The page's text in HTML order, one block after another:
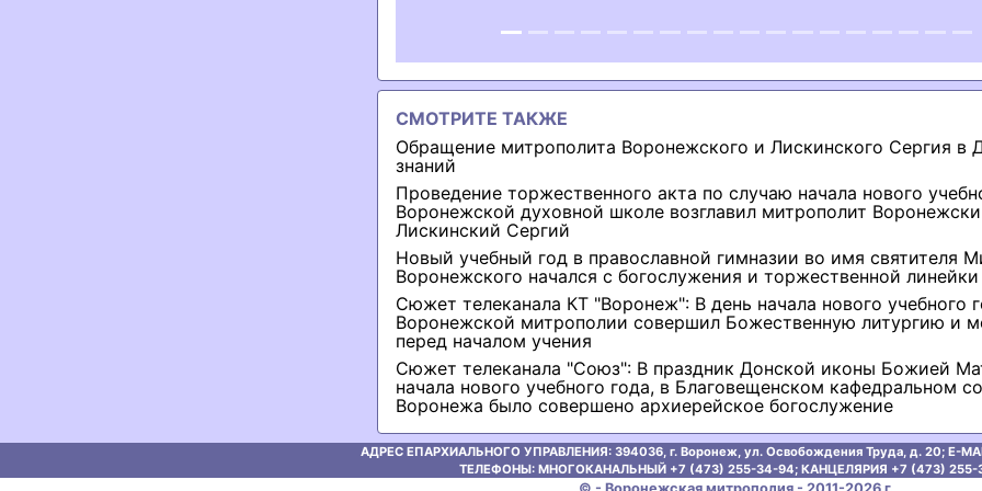
СМОТРИТЕ ТАКЖЕ
Обращение митрополита Воронежского и Лискинского Сергия в
знаний
Проведение торжественного акта по случаю начала нового
Воронежской духовной школе возглавил митрополит
Лискинский Сергий
Новый учебный год в православной гимназии во имя святителя
Воронежского начался с богослужения и торжественной линейки
Сюжет телеканала КТ "Воронеж": В день начала нового учебного
Воронежской митрополии совершил Божественную литургию и
перед началом учения
Сюжет телеканала "Союз": В праздник Донской иконы Божией
начала нового учебного года, в Благовещенском кафедральном
Воронежа было совершено архиерейское богослужение
АДРЕС ЕПАРХИАЛЬНОГО УПРАВЛЕНИЯ: 394036, г. Воронеж, ул. Освобождения Труда, д. 20; E-
ТЕЛЕФОНЫ: МНОГОКАНАЛЬНЫЙ +7 (473) 255-34-94; КАНЦЕЛЯРИЯ +7 (473) 255-